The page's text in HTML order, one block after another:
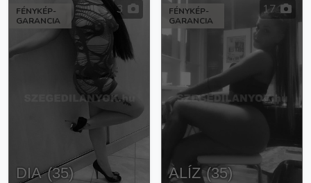
FÉNYKÉP-
GARANCIA
3
DIA (35)
FÉNYKÉP-
GARANCIA
17
ALÍZ (35)